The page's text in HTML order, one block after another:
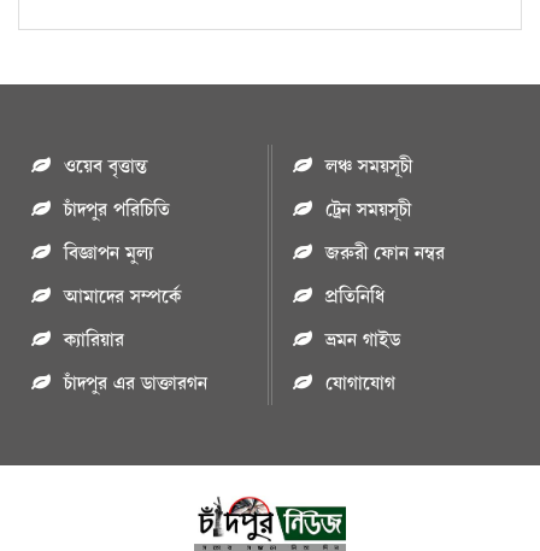
ওয়েব বৃত্তান্ত
চাঁদপুর পরিচিতি
বিজ্ঞাপন মুল্য
আমাদের সম্পর্কে
ক্যারিয়ার
চাঁদপুর এর ডাক্তারগন
লঞ্চ সময়সূচী
ট্রেন সময়সূচী
জরুরী ফোন নম্বর
প্রতিনিধি
ভ্রমন গাইড
যোগাযোগ